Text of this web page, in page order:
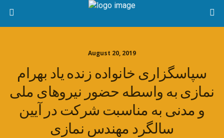
August 20, 2019
سپاسگزاری خانواده زنده یاد بهرام
نمازی به واسطه حضور نیروهای ملی
و مدنی به مناسبت شرکت در آیین
سالگرد مهندس نمازی